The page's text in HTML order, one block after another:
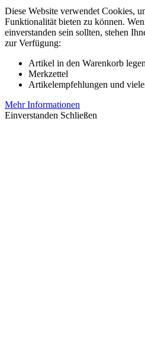
Diese Website verwendet Cookies,
Funktionalität bieten zu können.
einverstanden sein sollten, stehen
zur Verfügung:
Artikel in den Warenkorb legen
Merkzettel
Artikelempfehlungen und
Mehr Informationen
Einverstanden Schließen